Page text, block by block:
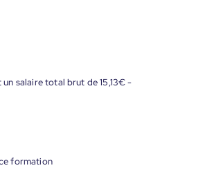
un salaire total brut de 15,13€ -
formation